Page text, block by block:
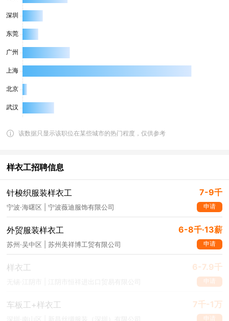
该数据只显示该职位在某些城市的热门程度，仅供参考
样衣工招聘信息
针梭织服装样衣工 7-9千
宁波·海曙区 | 宁波薇迪服饰有限公司 申请
外贸服装样衣工 6-8千·13薪
苏州·吴中区 | 苏州美祥博工贸有限公司 申请
样衣工 6-7.9千
申请
车板工+样衣工 7千-1万
申请